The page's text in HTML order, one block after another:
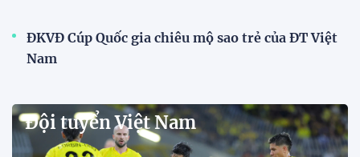
ĐKVĐ Cúp Quốc gia chiêu mộ sao trẻ của ĐT Việt
Nam
Đội tuyển Việt Nam